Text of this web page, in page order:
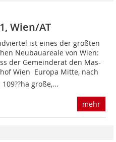
Wien/AT
ist eines der größten
Neubauareale von Wien:
der Gemeinderat den Mas-
Wien  Europa Mitte, nach
große,...
mehr